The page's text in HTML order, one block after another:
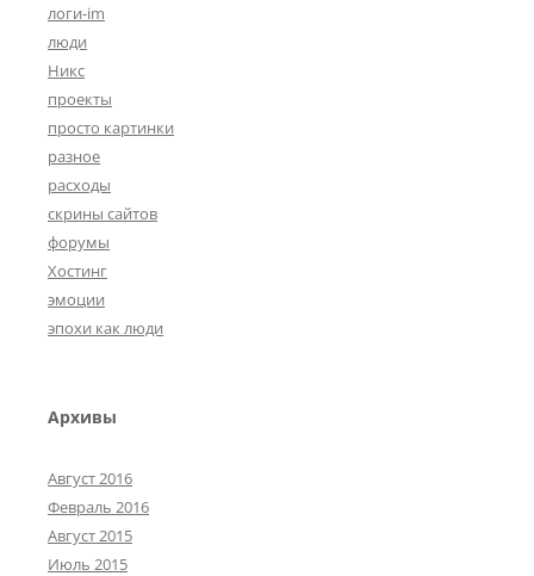
логи-im
люди
Никс
проекты
просто картинки
разное
расходы
скрины сайтов
форумы
Хостинг
эмоции
эпохи как люди
Архивы
Август 2016
Февраль 2016
Август 2015
Июль 2015